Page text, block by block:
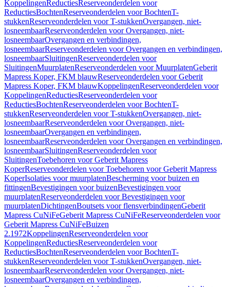
KoppelingenReductiesReserveonderdelen voor
ReductiesBochtenReserveonderdelen voor BochtenT-
stukkenReserveonderdelen voor T-stukkenOvergangen, niet-
losneembaarReserveonderdelen voor Overgangen, niet-
losneembaarOvergangen en verbindingen,
losneembaarReserveonderdelen voor Overgangen en verbindingen,
losneembaarSluitingenReserveonderdelen voor
SluitingenMuurplatenReserveonderdelen voor MuurplatenGeberit
Mapress Koper, FKM blauwReserveonderdelen voor Geberit
Mapress Koper, FKM blauwKoppelingenReserveonderdelen voor
KoppelingenReductiesReserveonderdelen voor
ReductiesBochtenReserveonderdelen voor BochtenT-
stukkenReserveonderdelen voor T-stukkenOvergangen, niet-
losneembaarReserveonderdelen voor Overgangen, niet-
losneembaarOvergangen en verbindingen,
losneembaarReserveonderdelen voor Overgangen en verbindingen,
losneembaarSluitingenReserveonderdelen voor
SluitingenToebehoren voor Geberit Mapress
KoperReserveonderdelen voor Toebehoren voor Geberit Mapress
KoperIsolaties voor muurplatenBescherming voor buizen en
fittingenBevestigingen voor buizenBevestigingen voor
muurplatenReserveonderdelen voor Bevestigingen voor
muurplatenDichtingenBoutsets voor flensverbindingenGeberit
Mapress CuNiFeGeberit Mapress CuNiFeReserveonderdelen voor
Geberit Mapress CuNiFeBuizen
2.1972KoppelingenReserveonderdelen voor
KoppelingenReductiesReserveonderdelen voor
ReductiesBochtenReserveonderdelen voor BochtenT-
stukkenReserveonderdelen voor T-stukkenOvergangen, niet-
losneembaarReserveonderdelen voor Overgangen, niet-
losneembaarOvergangen en verbindingen,